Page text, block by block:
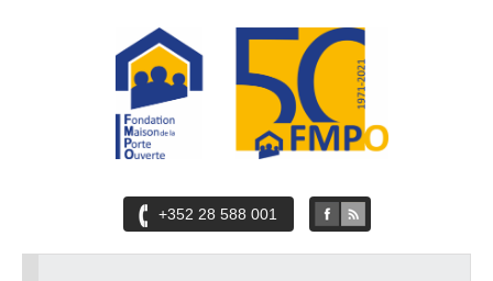
+352 28 588 001